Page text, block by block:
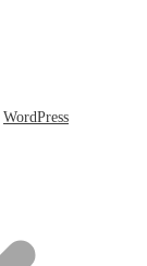
WordPress